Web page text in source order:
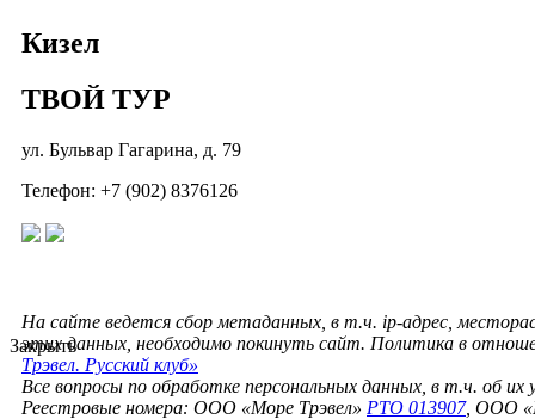
Кизел
ТВОЙ ТУР
ул. Бульвар Гагарина, д. 79
Телефон: +7 (902) 8376126
На сайте ведется сбор метаданных, в т.ч. ip-адрес,
этих данных, необходимо покинуть сайт. Политика в
Трэвел. Русский клуб»
Все вопросы по обработке персональных данных, в т.ч. об их
Реестровые номера: ООО «Море Трэвел» РТО 013907, ООО
Закрыть